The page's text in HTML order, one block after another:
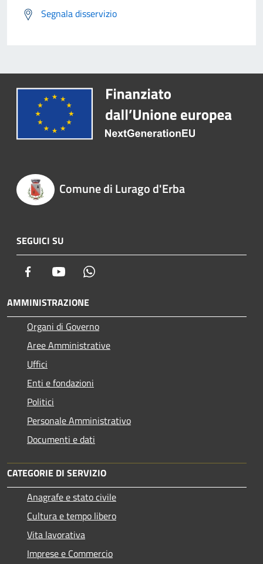
Segnala disservizio
Comune di Lurago d'Erba
SEGUICI SU
Facebook Youtube
AMMINISTRAZIONE
Organi di Governo
Aree Amministrative
Uffici
Enti e fondazioni
Politici
Personale Amministrativo
Documenti e dati
CATEGORIE DI SERVIZIO
Anagrafe e stato civile
Cultura e tempo libero
Vita lavorativa
Imprese e Commercio